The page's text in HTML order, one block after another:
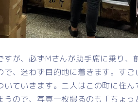
が、必ずMさんが助手席に乗り、
、迷わず目的地に着きます。すご
ていきます。二人はこの町に住
ので、写真一枚撮るのも「ちょっ